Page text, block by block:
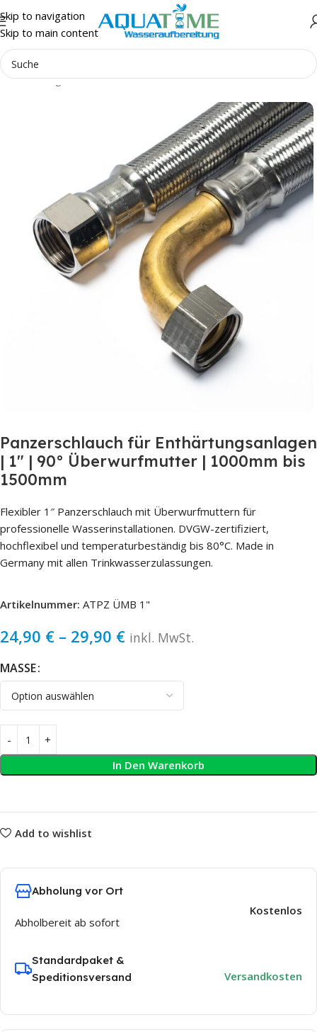
Skip to navigation
Skip to main content
Start Anlagenzubehör Panzerschläuche
Panzerschlauch für Enthärtungsanlagen
| 1″ | 90° Überwurfmutter | 1000mm bis
1500mm
Flexibler 1″ Panzerschlauch mit Überwurfmuttern für
professionelle Wasserinstallationen. DVGW-zertifiziert,
hochflexibel und temperaturbeständig bis 80°C. Made in
Germany mit allen Trinkwasserzulassungen.
Artikelnummer: ATPZ ÜMB 1"
24,90 € – 29,90 € inkl. MwSt.
MASSE
In Den Warenkorb
Add to wishlist
Abholung vor Ort
Abholbereit ab sofort
Kostenlos
Standardpaket &
Speditionsversand
Versandkosten